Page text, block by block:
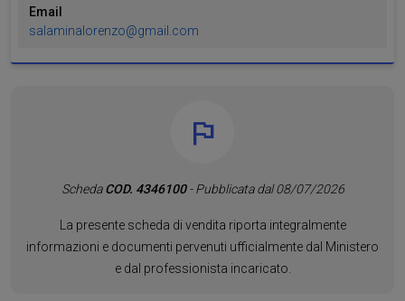
Email
salaminalorenzo@gmail.com
SchedaCOD. 4346100- Pubblicata dal 08/07/2026
La presente scheda di vendita riporta integralmente
informazioni e documenti pervenuti ufficialmente dal Ministero
e dal professionista incaricato.